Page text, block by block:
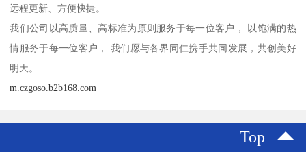
远程更新、方便快捷。
我们公司以高质量、高标准为原则服务于每一位客户， 以饱满的热
情服务于每一位客户， 我们愿与各界同仁携手共同发展，共创美好
明天。
m.czgoso.b2b168.com
Top